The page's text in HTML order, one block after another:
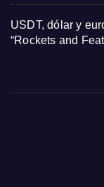
USDT, dólar y
“Rockets and